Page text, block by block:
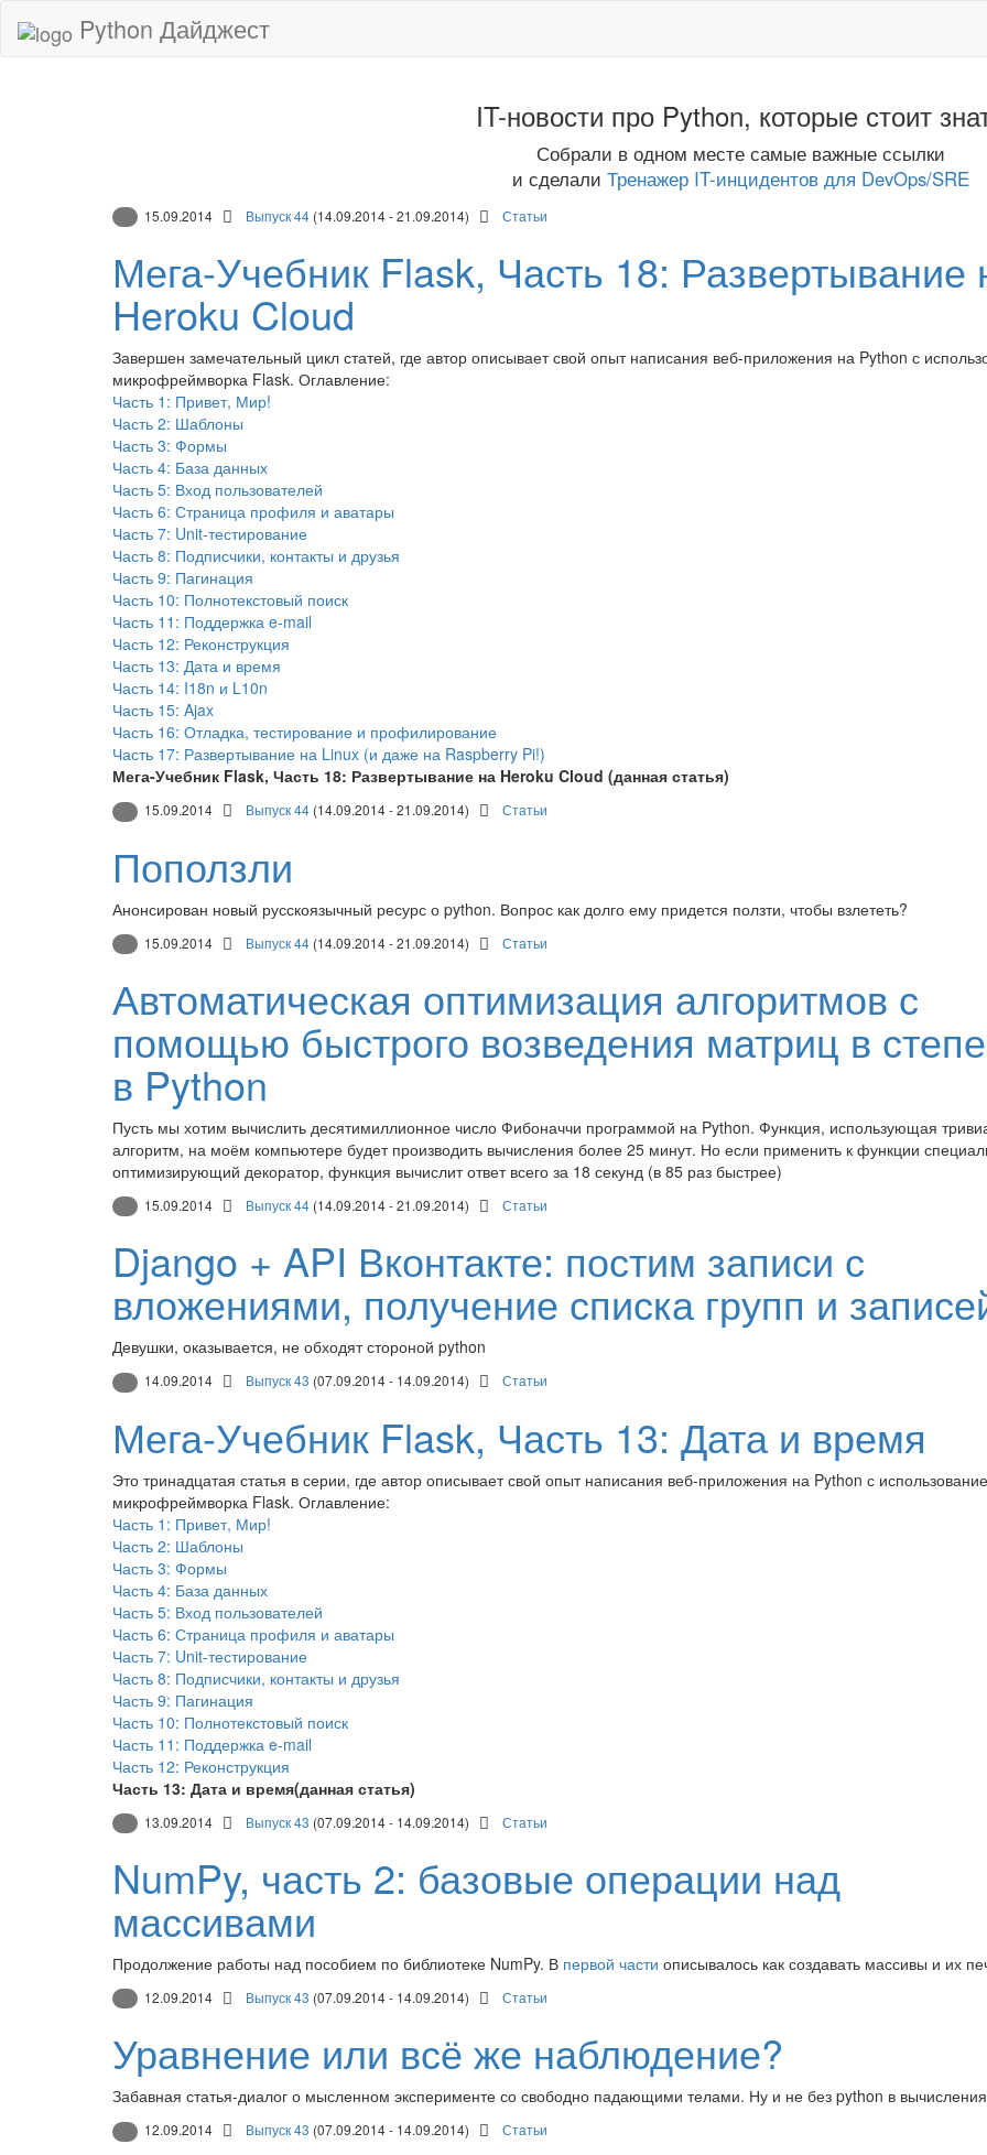
Python Дайджест
IT-новости про Python, которые стоит
Собрали в одном месте самые важные ссылки
и сделали Тренажер IT-инцидентов для DevOps/SRE
15.09.2014 Выпуск 44 (14.09.2014 - 21.09.2014) Статьи
Мега-Учебник Flask, Часть 18: Развертывание
Heroku Cloud
Завершен замечательный цикл статей, где автор описывает свой опыт написания веб-приложения на Python с
микрофреймворка Flask. Оглавление:
Часть 1: Привет, Мир!
Часть 2: Шаблоны
Часть 3: Формы
Часть 4: База данных
Часть 5: Вход пользователей
Часть 6: Страница профиля и аватары
Часть 7: Unit-тестирование
Часть 8: Подписчики, контакты и друзья
Часть 9: Пагинация
Часть 10: Полнотекстовый поиск
Часть 11: Поддержка e-mail
Часть 12: Реконструкция
Часть 13: Дата и время
Часть 14: I18n и L10n
Часть 15: Ajax
Часть 16: Отладка, тестирование и профилирование
Часть 17: Развертывание на Linux (и даже на Raspberry Pi!)
Мега-Учебник Flask, Часть 18: Развертывание на Heroku Cloud (данная статья)
15.09.2014 Выпуск 44 (14.09.2014 - 21.09.2014) Статьи
Поползли
Анонсирован новый русскоязычный ресурс о python. Вопрос как долго ему придется ползти, чтобы взлететь?
15.09.2014 Выпуск 44 (14.09.2014 - 21.09.2014) Статьи
Автоматическая оптимизация алгоритмов с
помощью быстрого возведения матриц в
в Python
Пусть мы хотим вычислить десятимиллионное число Фибоначчи программой на Python. Функция, использующая
алгоритм, на моём компьютере будет производить вычисления более 25 минут. Но если применить к функции
оптимизирующий декоратор, функция вычислит ответ всего за 18 секунд (в 85 раз быстрее)
15.09.2014 Выпуск 44 (14.09.2014 - 21.09.2014) Статьи
Django + API Вконтакте: постим записи с
вложениями, получение списка групп и
Девушки, оказывается, не обходят стороной python
14.09.2014 Выпуск 43 (07.09.2014 - 14.09.2014) Статьи
Мега-Учебник Flask, Часть 13: Дата и время
Это тринадцатая статья в серии, где автор описывает свой опыт написания веб-приложения на Python с
микрофреймворка Flask. Оглавление:
Часть 1: Привет, Мир!
Часть 2: Шаблоны
Часть 3: Формы
Часть 4: База данных
Часть 5: Вход пользователей
Часть 6: Страница профиля и аватары
Часть 7: Unit-тестирование
Часть 8: Подписчики, контакты и друзья
Часть 9: Пагинация
Часть 10: Полнотекстовый поиск
Часть 11: Поддержка e-mail
Часть 12: Реконструкция
Часть 13: Дата и время(данная статья)
13.09.2014 Выпуск 43 (07.09.2014 - 14.09.2014) Статьи
NumPy, часть 2: базовые операции над
массивами
Продолжение работы над пособием по библиотеке NumPy. В первой части описывалось как создавать массивы и их
12.09.2014 Выпуск 43 (07.09.2014 - 14.09.2014) Статьи
Уравнение или всё же наблюдение?
Забавная статья-диалог о мысленном эксперименте со свободно падающими телами. Ну и не без python в
12.09.2014 Выпуск 43 (07.09.2014 - 14.09.2014) Статьи